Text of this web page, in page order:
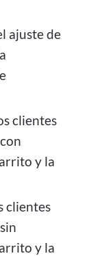
ajuste de
clientes
y la
clientes
y la